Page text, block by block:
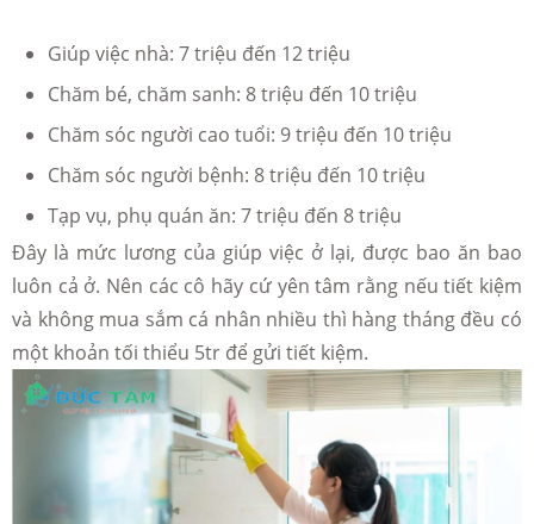
Giúp việc nhà: 7 triệu đến 12 triệu
Chăm bé, chăm sanh: 8 triệu đến 10 triệu
Chăm sóc người cao tuổi: 9 triệu đến 10 triệu
Chăm sóc người bệnh: 8 triệu đến 10 triệu
Tạp vụ, phụ quán ăn: 7 triệu đến 8 triệu
Đây là mức lương của giúp việc ở lại, được bao ăn bao
luôn cả ở. Nên các cô hãy cứ yên tâm rằng nếu tiết kiệm
và không mua sắm cá nhân nhiều thì hàng tháng đều có
một khoản tối thiểu 5tr để gửi tiết kiệm.